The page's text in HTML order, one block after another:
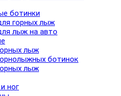
ботинки
горных лыж
лыж на авто
лыж
ботинок
лыж
ног